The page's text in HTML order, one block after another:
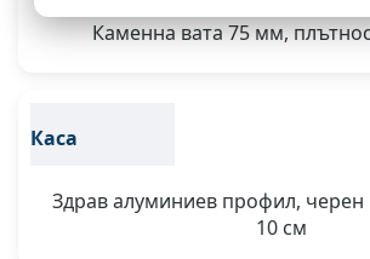
Каменна вата 75 мм,
Каса
Здрав алуминиев профил, черен
10 см